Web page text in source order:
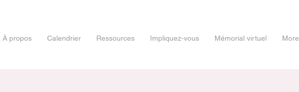
À propos Calendrier Ressources Impliquez-vous Mémorial virtuel More